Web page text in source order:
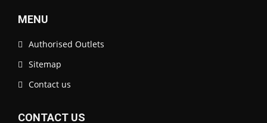
MENU
Authorised Outlets
Sitemap
Contact us
CONTACT US